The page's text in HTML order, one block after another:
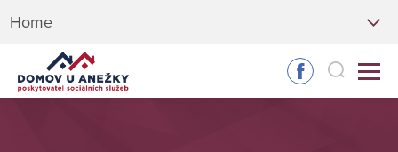
Home